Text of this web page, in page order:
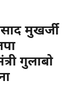
मुखर्जी
गुलाबो